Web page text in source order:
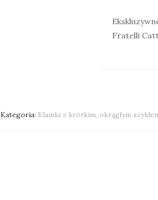
Fratelli
Kategoria: Klamki z krótkim, okrągłym